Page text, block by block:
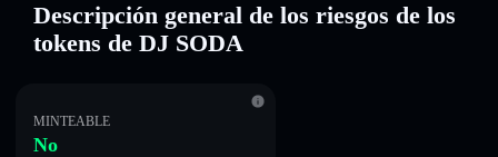
Descripción general de los riesgos de los
tokens de DJ SODA
MINTEABLE
No